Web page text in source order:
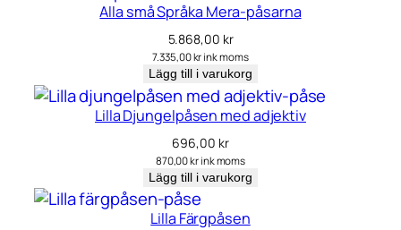
Alla små Språka Mera-påsarna
5.868,00 kr
7.335,00kr ink moms
Lägg till i varukorg
Lilla Djungelpåsen med adjektiv
696,00 kr
870,00kr ink moms
Lägg till i varukorg
Lilla Färgpåsen